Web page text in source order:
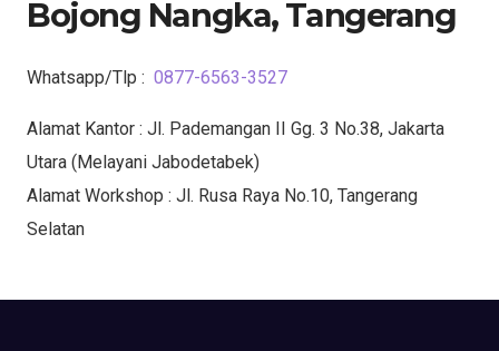
Bojong Nangka, Tangerang
Whatsapp/Tlp : 0877-6563-3527
Alamat Kantor : Jl. Pademangan II Gg. 3 No.38, Jakarta
Utara (Melayani Jabodetabek)
Alamat Workshop : Jl. Rusa Raya No.10, Tangerang
Selatan